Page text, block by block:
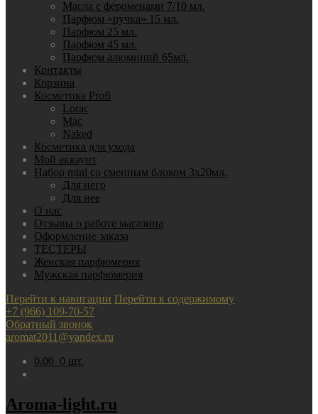
Масла с фероменами 7/10 мл.
Парфюм «ручка» 15 мл.
Парфюм 25 мл.
Парфюм 45 мл.
Парфюм алюминий 65мл.
Контакты
Корзина
Косметика Profi
Lorac
Mac
Nаked
Косметика для ухода
Мой аккаунт
Набор mini со сменным блоком 3х20мл.
Для него
Для нее
О нас
Отзывы о работе магазина
Оформление заказа
ТЕСТЕРЫ
Женская парфюмерия
Мужская парфюмерия
Перейти к навигации Перейти к содержимому
+7 (966) 109-70-57
Обратный звонок
aromat2011@yandex.ru
0.00 0 шт.
Aroma-light.ru